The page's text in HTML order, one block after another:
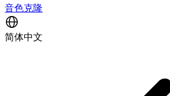
音色克隆
简体中文